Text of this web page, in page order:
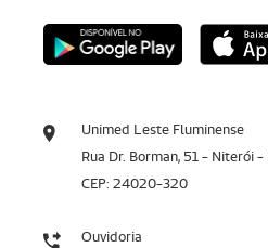
Unimed Leste Fluminense
Rua Dr. Borman, 51 - Niterói -
CEP: 24020-320
Ouvidoria